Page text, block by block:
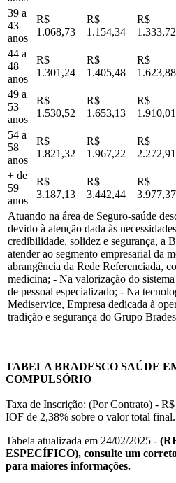
39 a
43
anos
R$
1.068,73
R$
1.154,34
R$
1.333,72
44 a
48
anos
R$
1.301,24
R$
1.405,48
R$
1.623,88
49 a
53
anos
R$
1.530,52
R$
1.653,13
R$
1.910,01
54 a
58
anos
R$
1.821,32
R$
1.967,22
R$
2.272,91
+ de
59
anos
R$
3.187,13
R$
3.442,44
R$
3.977,37
Atuando na área de Seguro-saúde
devido à atenção dada às
credibilidade, solidez e segurança, a
atender ao segmento empresarial da
abrangência da Rede Referenciada,
medicina; - Na valorização do
de pessoal especializado; - Na
Mediservice, Empresa dedicada à
tradição e segurança do Grupo
TABELA BRADESCO SAÚDE
COMPULSÓRIO
Taxa de Inscrição: (Por Contrato) -
IOF de 2,38% sobre o valor total final.
Tabela atualizada em 24/02/2025 -
ESPECÍFICO), consulte um
para maiores informações.